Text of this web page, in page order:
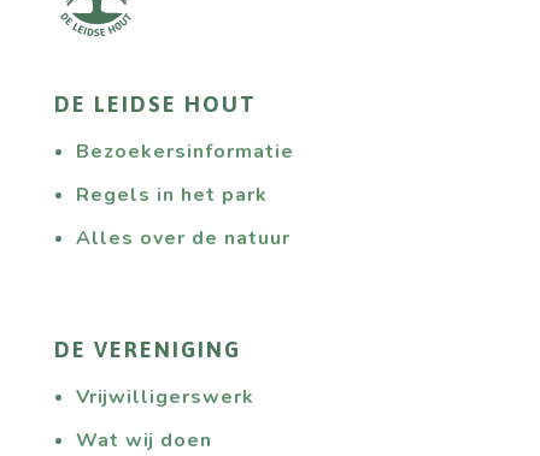
DE LEIDSE HOUT
Bezoekersinformatie
Regels in het park
Alles over de natuur
DE VERENIGING
Vrijwilligerswerk
Wat wij doen